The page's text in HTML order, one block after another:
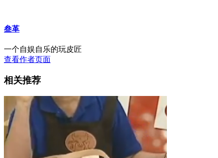
叁革
一个自娱自乐的玩皮匠
查看作者页面
相关推荐